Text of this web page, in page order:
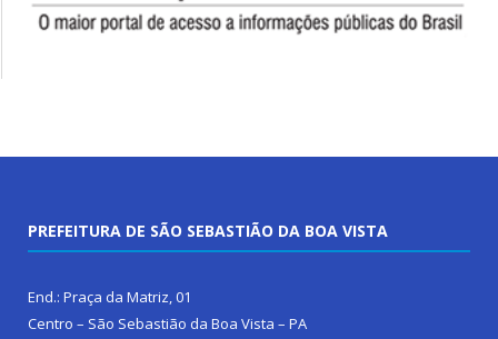
PREFEITURA DE SÃO SEBASTIÃO DA BOA VISTA
End.: Praça da Matriz, 01
Centro – São Sebastião da Boa Vista – PA